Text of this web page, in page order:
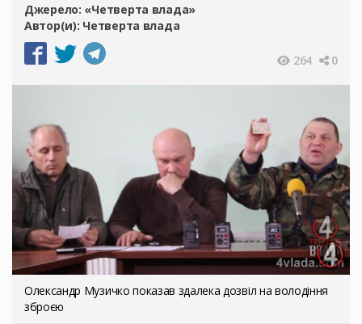
Джерело: «Четверта влада»
Автор(и): Четверта влада
264 0
Олександр Музичко показав здалека дозвіл на володіння
зброєю